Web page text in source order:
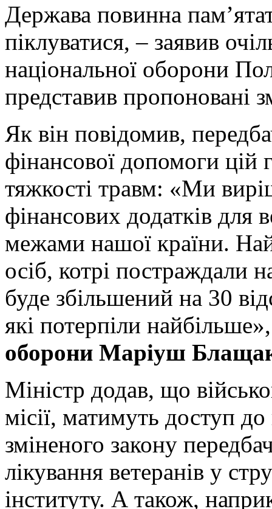
Держава повинна
піклуватися, – заявив
національної оборони
представив пропоновані
Як він повідомив,
фінансової допомоги цій
тяжкості травм: «Ми
фінансових додатків для
межами нашої країни.
осіб, котрі постраждали
буде збільшений на 30
які потерпіли
оборони Маріуш
Міністр додав, що
місії, матимуть доступ
зміненого закону
лікування ветеранів у
інституту. А також,